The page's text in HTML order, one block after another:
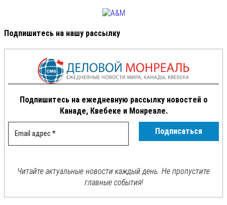
Подпишитесь на нашу рассылку
Подпишитесь на ежедневную рассылку новостей о
Канаде, Квебеке и Монреале.
Читайте актуальные новости каждый день. Не пропустите
главные события!